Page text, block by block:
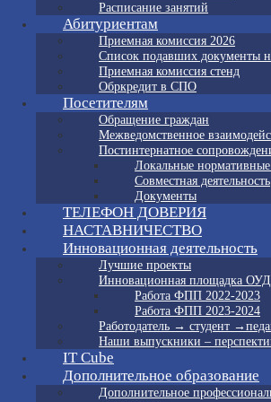
Расписание занятий
Абитуриентам
Приемная комиссия 2026
Список подавших документы
Приемная комиссия стенд
Обркредит в СПО
Посетителям
Обращение граждан
Межведомственное
Постинтернатное
Локальные
Совместная деятельность
Документы
ТЕЛЕФОН ДОВЕРИЯ
НАСТАВНИЧЕСТВО
Инновационная деятельность
Лучшие проекты
Инновационная площадка ОУД
Работа ФПП 2022-2023
Работа ФПП 2023-2024
Работодатель → студент
Наши выпускники –
IT Cube
Дополнительное образование
Дополнительное